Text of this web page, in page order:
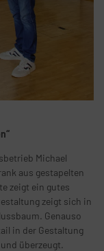
Michael
aus gestapelten
zeigt ein gutes
zeigt sich in
Genauso
in der Gestaltung
überzeugt.